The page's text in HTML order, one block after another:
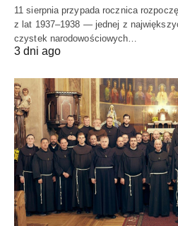
11 sierpnia przypada rocznica
z lat 1937–1938 — jednej z
czystek narodowościowych…
3 dni ago